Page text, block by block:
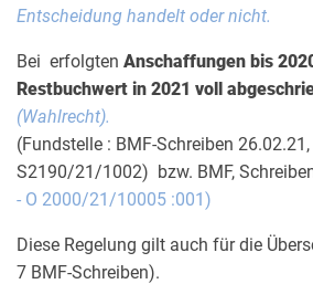
Entscheidung handelt oder nicht.
Bei erfolgten Anschaffungen bis
Restbuchwert in 2021 voll
(Wahlrecht).
(Fundstelle : BMF-Schreiben 26.02.21,
S2190/21/1002) bzw. BMF,
- O 2000/21/10005 :001)
Diese Regelung gilt auch für die
7 BMF-Schreiben).